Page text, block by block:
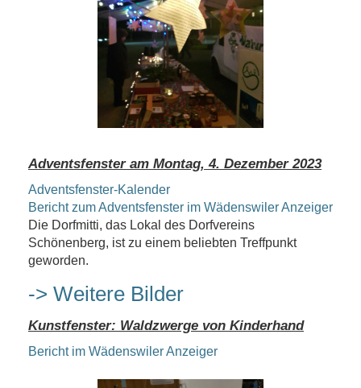
Adventsfenster am Montag, 4. Dezember 2023
Adventsfenster-Kalender
Bericht zum Adventsfenster im Wädenswiler Anzeiger
Die Dorfmitti, das Lokal des Dorfvereins
Schönenberg, ist zu einem beliebten Treffpunkt
geworden.
-> Weitere Bilder
Kunstfenster: Waldzwerge von Kinderhand
Bericht im Wädenswiler Anzeiger